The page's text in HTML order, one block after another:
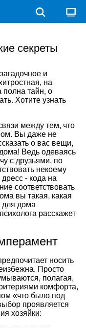
секреты
и
на
полна тайн, о
Хотите узнать
между тем, что
Вы даже не
о вас вещи,
Ведь одеваясь
с друзьями, по
некоему
- кода на
соответствовать
вы такая, какая
для дома
расскажет
носить
Просто
полагая,
комфорта,
«что было под
проявляется
хозяйки: